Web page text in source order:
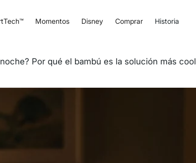
Momentos Disney Comprar Historia
Por qué el bambú es la solución más cool